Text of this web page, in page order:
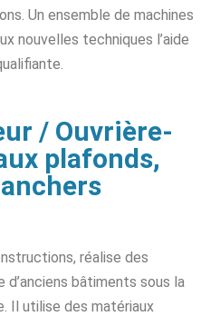
Un ensemble de machines
nouvelles techniques l’aide
/ Ouvrière-
plafonds,
réalise des
bâtiments sous la
Il utilise des matériaux